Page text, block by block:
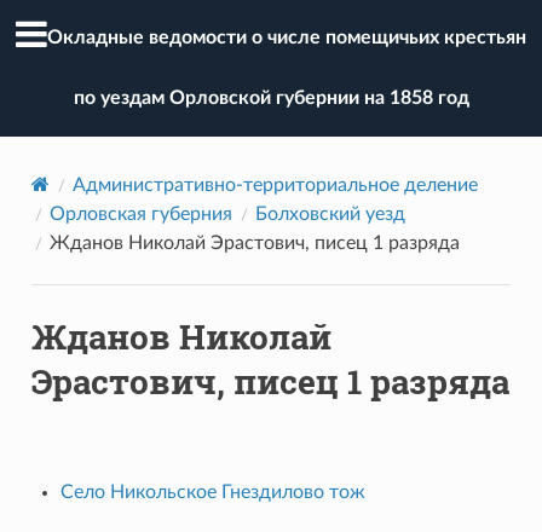
Окладные ведомости о числе помещичьих крестьян
по уездам Орловской губернии на 1858 год
Административно-территориальное деление
Орловская губерния
Болховский уезд
Жданов Николай Эрастович, писец 1 разряда
Жданов Николай
Эрастович, писец 1 разряда
Село Никольское Гнездилово тож